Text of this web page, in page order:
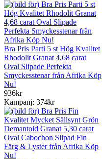
Bra Pris Parti 5 st Hög Kvalitet
Rhodolit Granat 4,68 carat
Oval Slipade Perfekta
Smyckesstenar från Afrika Köp
Nu!
936kr
Kampanj: 374kr